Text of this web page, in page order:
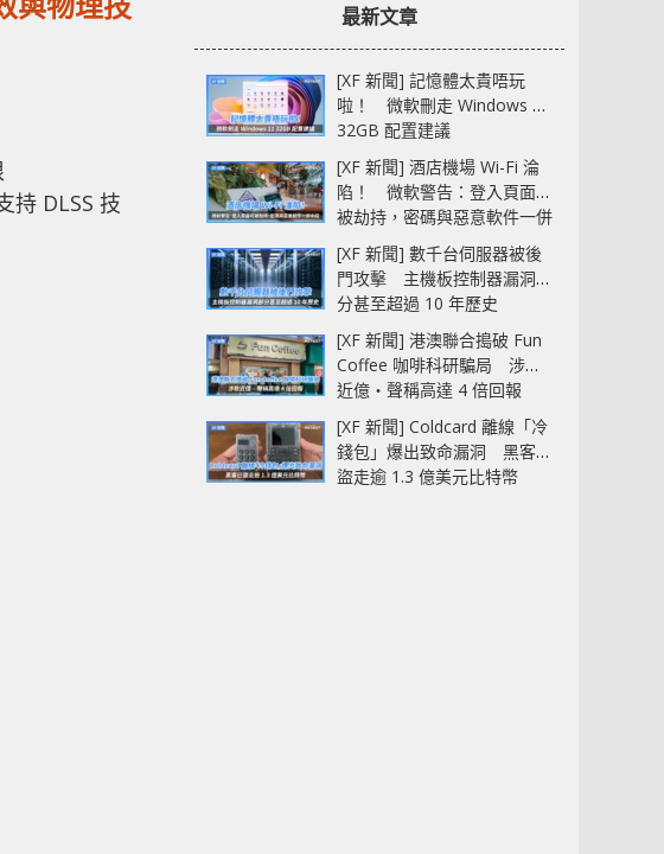
持 DLSS 技
最新文章
[XF 新聞] 記憶體太貴唔玩
啦！ 微軟刪走 Windows 11
32GB 配置建議
[XF 新聞] 酒店機場 Wi-Fi 淪
陷！ 微軟警告：登入頁面可
被劫持，密碼與惡意軟件一併
中招
[XF 新聞] 數千台伺服器被後
門攻擊 主機板控制器漏洞部
分甚至超過 10 年歷史
[XF 新聞] 港澳聯合搗破 Fun
Coffee 咖啡科研騙局 涉款
近億‧聲稱高達 4 倍回報
[XF 新聞] Coldcard 離線「冷
錢包」爆出致命漏洞 黑客已
盜走逾 1.3 億美元比特幣